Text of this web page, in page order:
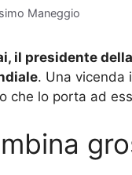
Maneggio
il presidente
. Una vicenda
che lo porta ad